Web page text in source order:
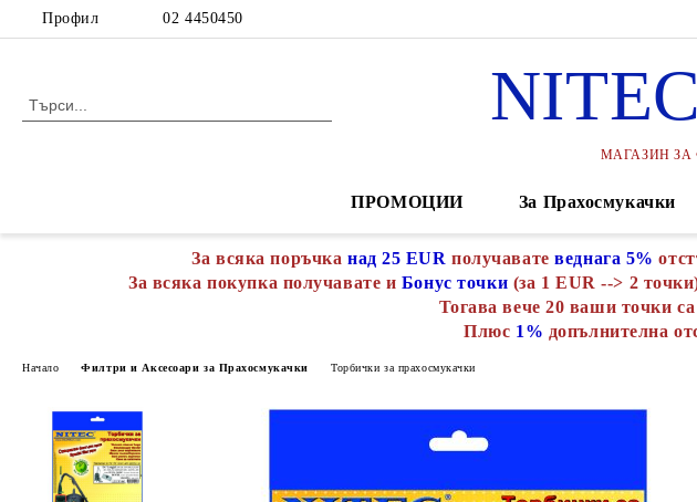
Профил 02 4450450
МАГАЗИН ЗА
ПРОМОЦИИ За Прахосмукачки
За всяка поръчка над 25 EUR получавате веднага 5%
За всяка покупка получавате и Бонус точки (за 1 EUR --> 2
Тогава вече 20 ваши точки
Плюс 1% допълнителна
Начало Филтри и Аксесоари за Прахосмукачки Торбички за прахосмукачки